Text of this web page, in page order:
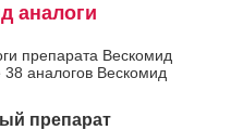
аналоги
препарата Вескомид
38 аналогов Вескомид
препарат